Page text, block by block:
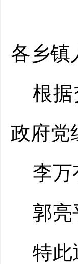
各乡镇
根据
政府党
李万
郭亮
特此